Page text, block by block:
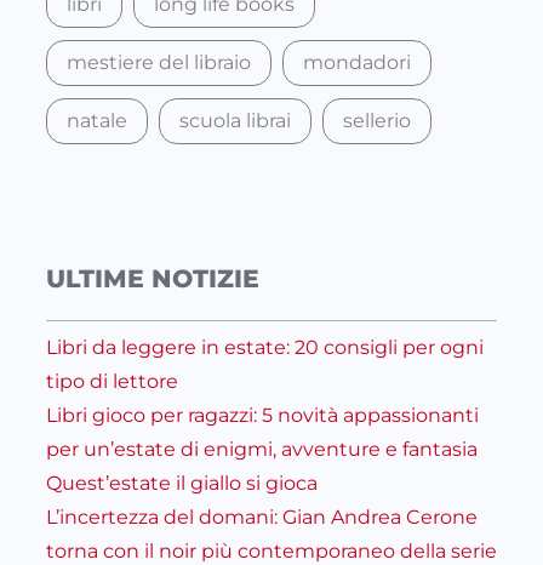
mestiere del libraio mondadori
natale scuola librai sellerio
ULTIME NOTIZIE
Libri da leggere in estate: 20 consigli per ogni
tipo di lettore
Libri gioco per ragazzi: 5 novità appassionanti
per un’estate di enigmi, avventure e fantasia
Quest’estate il giallo si gioca
L’incertezza del domani: Gian Andrea Cerone
torna con il noir più contemporaneo della serie